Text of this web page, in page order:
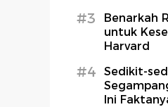
#3
Benarkah
untuk
Harvard
#4
Sedikit-
Ini